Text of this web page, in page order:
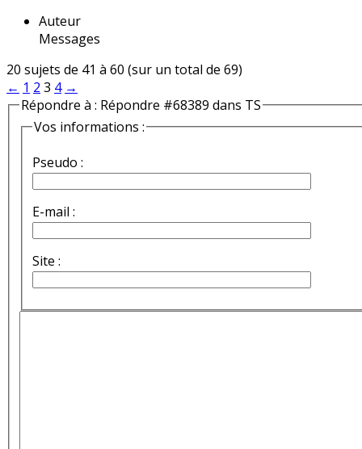
Auteur
Messages
20 sujets de 41 à 60 (sur un total de 69)
← 1 2 3 4 →
Répondre à : Répondre #68389 dans TS
Vos informations :
Pseudo :
E-mail :
Site :